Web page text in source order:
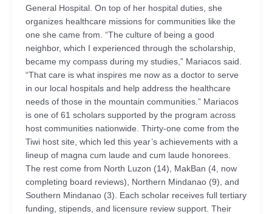
General Hospital. On top of her hospital duties, she
organizes healthcare missions for communities like the
one she came from. “The culture of being a good
neighbor, which I experienced through the scholarship,
became my compass during my studies,” Mariacos said.
“That care is what inspires me now as a doctor to serve
in our local hospitals and help address the healthcare
needs of those in the mountain communities.” Mariacos
is one of 61 scholars supported by the program across
host communities nationwide. Thirty-one come from the
Tiwi host site, which led this year’s achievements with a
lineup of magna cum laude and cum laude honorees.
The rest come from North Luzon (14), MakBan (4, now
completing board reviews), Northern Mindanao (9), and
Southern Mindanao (3). Each scholar receives full tertiary
funding, stipends, and licensure review support. Their